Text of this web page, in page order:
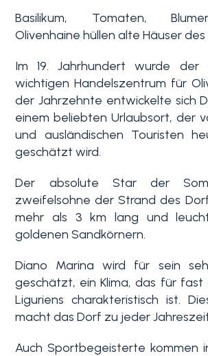
Basilikum, Tomaten,
Olivenhaine hüllen alte Häuser
Im 19. Jahrhundert wurde
wichtigen Handelszentrum für
der Jahrzehnte entwickelte sich
einem beliebten Urlaubsort, der
und ausländischen Touristen
geschätzt wird.
Der absolute Star der
zweifelsohne der Strand des
mehr als 3 km lang und
goldenen Sandkörnern.
Diano Marina wird für sein
geschätzt, ein Klima, das für fast
Liguriens charakteristisch ist.
macht das Dorf zu jeder
Auch Sportbegeisterte kommen
Favoriten
(0)
Mehrfachauswahl
Wohnimmobilien
Grundstücke
Preis
Schlafzimmer